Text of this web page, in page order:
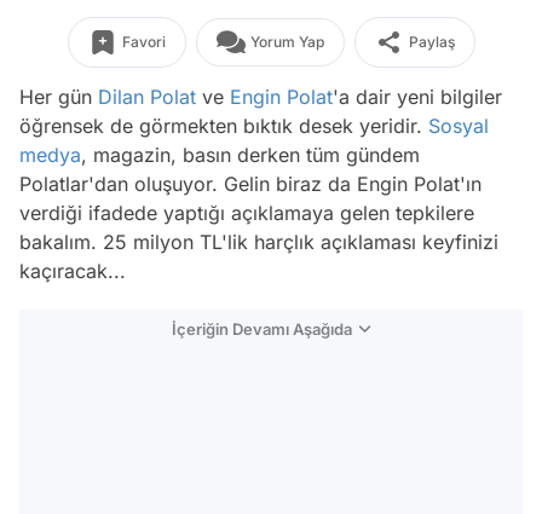
Favori Yorum Yap Paylaş
Her gün Dilan Polat ve Engin Polat'a dair yeni bilgiler
öğrensek de görmekten bıktık desek yeridir. Sosyal
medya, magazin, basın derken tüm gündem
Polatlar'dan oluşuyor. Gelin biraz da Engin Polat'ın
verdiği ifadede yaptığı açıklamaya gelen tepkilere
bakalım. 25 milyon TL'lik harçlık açıklaması keyfinizi
kaçıracak...
İçeriğin Devamı Aşağıda